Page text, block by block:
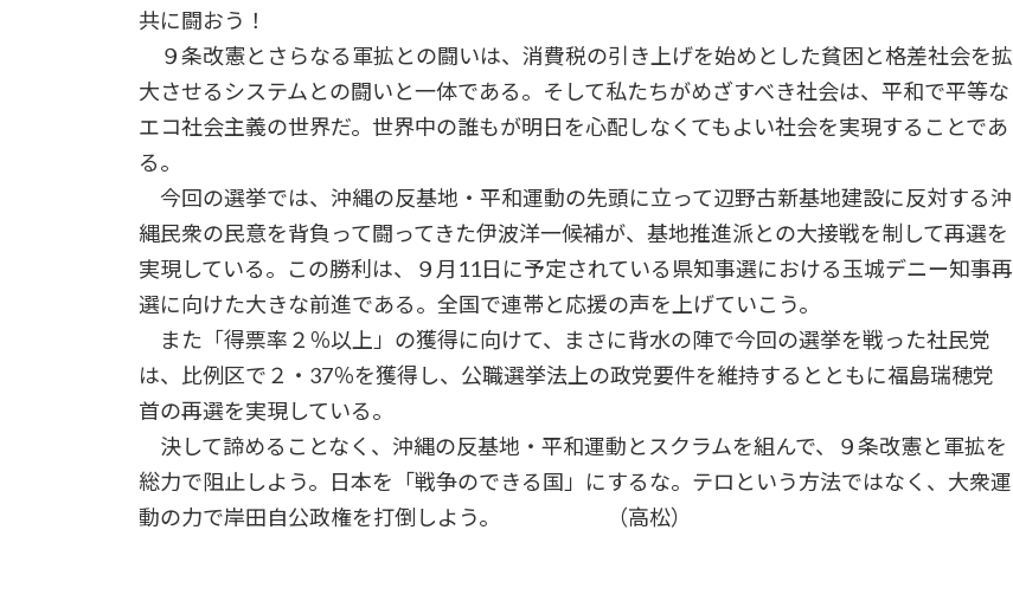
共に闘おう！
９条改憲とさらなる軍拡との闘いは、消費税の引き上げを始めとした貧困と格差社会を拡
大させるシステムとの闘いと一体である。そして私たちがめざすべき社会は、平和で平等な
エコ社会主義の世界だ。世界中の誰もが明日を心配しなくてもよい社会を実現することであ
る。
今回の選挙では、沖縄の反基地・平和運動の先頭に立って辺野古新基地建設に反対する沖
縄民衆の民意を背負って闘ってきた伊波洋一候補が、基地推進派との大接戦を制して再選を
実現している。この勝利は、９月11日に予定されている県知事選における玉城デニー知事再
選に向けた大きな前進である。全国で連帯と応援の声を上げていこう。
また「得票率２％以上」の獲得に向けて、まさに背水の陣で今回の選挙を戦った社民党
は、比例区で２・37％を獲得し、公職選挙法上の政党要件を維持するとともに福島瑞穂党
首の再選を実現している。
決して諦めることなく、沖縄の反基地・平和運動とスクラムを組んで、９条改憲と軍拡を
総力で阻止しよう。日本を「戦争のできる国」にするな。テロという方法ではなく、大衆運
動の力で岸田自公政権を打倒しよう。 （高松）